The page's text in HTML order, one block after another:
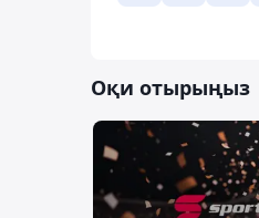
Оқи отырыңыз